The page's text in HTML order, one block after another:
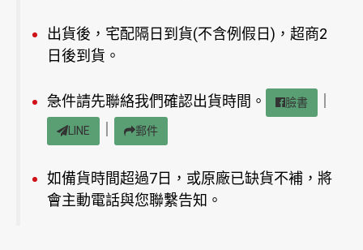
出貨後，宅配隔日到貨(不含例假日)，超商2
日後到貨。
急件請先聯絡我們確認出貨時間。 臉書
LINE 郵件
如備貨時間超過7日，或原廠已缺貨不補，將
會主動電話與您聯繫告知。